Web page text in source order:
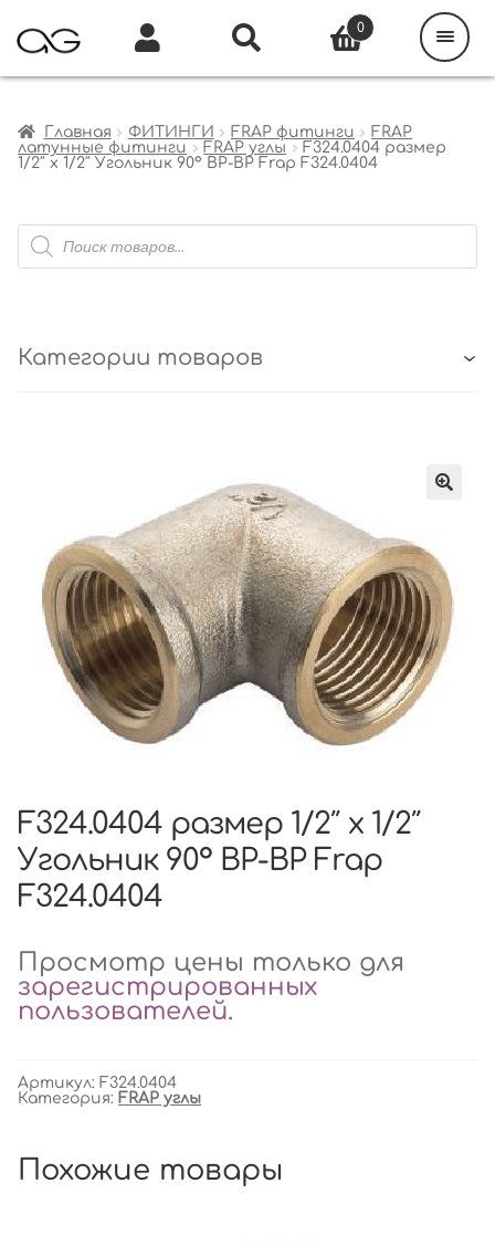
Главная ФИТИНГИ FRAP фитинги
FRAP
латунные фитинги
FRAP углы
F324.0404 размер
1/2″ x 1/2″ Угольник 90° ВР-ВР Frap F324.0404
Поиск
товаров
Категории товаров
F324.0404 размер 1/2″ x 1/2″
Угольник 90° ВР-ВР Frap
F324.0404
Просмотр цены только для
зарегистрированных
пользователей.
Артикул: F324.0404
Категория: FRAP углы
Похожие товары
0